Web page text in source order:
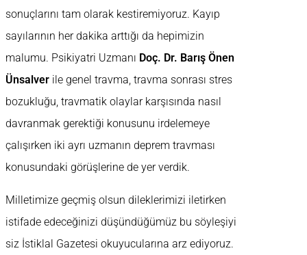
sonuçlarını tam olarak kestiremiyoruz. Kayıp
sayılarının her dakika arttığı da hepimizin
malumu. Psikiyatri Uzmanı Doç. Dr. Barış Önen
Ünsalver ile genel travma, travma sonrası stres
bozukluğu, travmatik olaylar karşısında nasıl
davranmak gerektiği konusunu irdelemeye
çalışırken iki ayrı uzmanın deprem travması
konusundaki görüşlerine de yer verdik.
Milletimize geçmiş olsun dileklerimizi iletirken
istifade edeceğinizi düşündüğümüz bu söyleşiyi
siz İstiklal Gazetesi okuyucularına arz ediyoruz.